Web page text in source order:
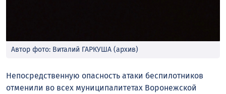
Автор фото: Виталий ГАРКУША (архив)
Непосредственную опасность атаки беспилотников
отменили во всех муниципалитетах Воронежской